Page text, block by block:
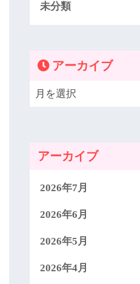
未分類
アーカイブ
アーカイブ
2026年7月
2026年6月
2026年5月
2026年4月